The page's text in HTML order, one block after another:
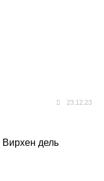
23.12.23